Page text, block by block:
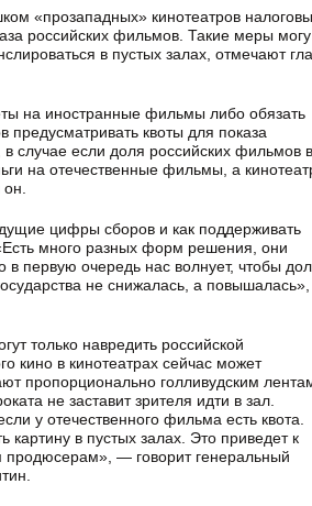
«прозападных» кинотеатров
российских фильмов. Такие меры могу
в пустых залах, отмечают
на иностранные фильмы либо обязать
предусматривать квоты для показа
случае если доля российских фильмов в
на отечественные фильмы, а
цифры сборов и как поддерживать
много разных форм решения, они
первую очередь нас волнует, чтобы
не снижалась, а
только навредить российской
кино в кинотеатрах сейчас может
пропорционально голливудским
не заставит зрителя идти в зал.
у отечественного фильма есть квота.
картину в пустых залах. Это приведет к
— говорит генеральный